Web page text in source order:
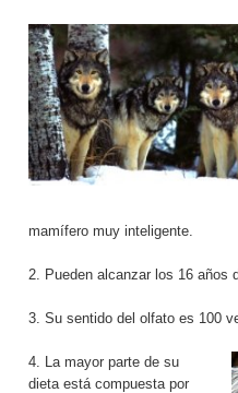
mamífero muy inteligente.
2. Pueden alcanzar los 16 años
3. Su sentido del olfato es 100
4. La mayor parte de su
dieta está compuesta por